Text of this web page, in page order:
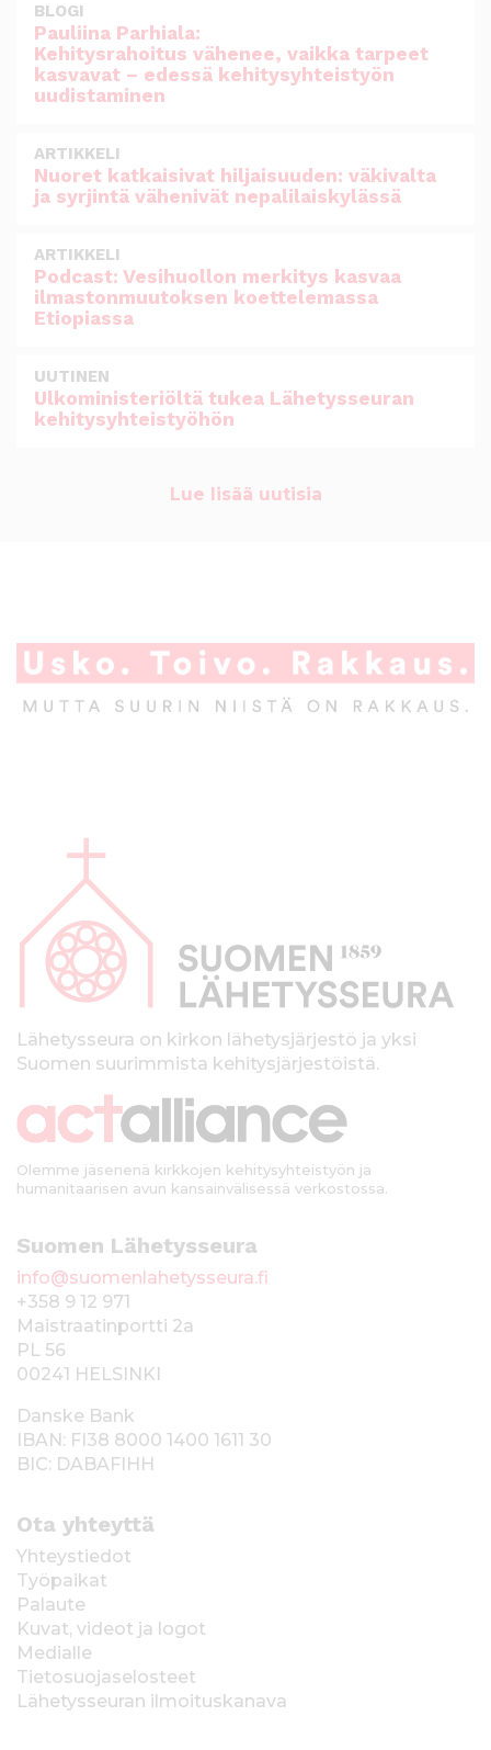
BLOGI
Pauliina Parhiala:
Kehitysrahoitus vähenee, vaikka tarpeet
kasvavat – edessä kehitysyhteistyön
uudistaminen
ARTIKKELI
Nuoret katkaisivat hiljaisuuden: väkivalta
ja syrjintä vähenivät nepalilaiskylässä
ARTIKKELI
Podcast: Vesihuollon merkitys kasvaa
ilmastonmuutoksen koettelemassa
Etiopiassa
UUTINEN
Ulkoministeriöltä tukea Lähetysseuran
kehitysyhteistyöhön
Lue lisää uutisia
p
kLähetysseura on kirkon lähetysjärjestö ja yksi
Suomen suurimmista kehitysjärjestöistä.
Olemme jäsenenä kirkkojen kehitysyhteistyön ja
humanitaarisen avun kansainvälisessä verkostossa.
Suomen Lähetysseura
info@suomenlahetysseura.fi
+358 9 12 971
Maistraatinportti 2a
PL 56
00241 HELSINKI
Danske Bank
IBAN: FI38 8000 1400 1611 30
BIC: DABAFIHH
Ota yhteyttä
Yhteystiedot
Työpaikat
Palaute
Kuvat, videot ja logot
Medialle
Tietosuojaselosteet
Lähetysseuran ilmoituskanava